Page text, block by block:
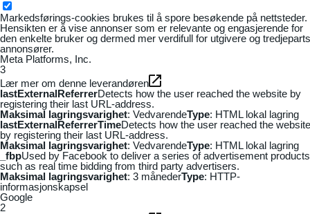
Markedsførings-cookies brukes til å spore besøkende på nettsteder.
Hensikten er å vise annonser som er relevante og engasjerende for
den enkelte bruker og dermed mer verdifull for utgivere og tredjeparts
annonsører.
Meta Platforms, Inc.
3
Lær mer om denne leverandøren
lastExternalReferrerDetects how the user reached the website by
registering their last URL-address.
Maksimal lagringsvarighet: VedvarendeType: HTML lokal lagring
lastExternalReferrerTimeDetects how the user reached the website
by registering their last URL-address.
Maksimal lagringsvarighet: VedvarendeType: HTML lokal lagring
_fbpUsed by Facebook to deliver a series of advertisement products
such as real time bidding from third party advertisers.
Maksimal lagringsvarighet: 3 månederType: HTTP-
informasjonskapsel
Google
2